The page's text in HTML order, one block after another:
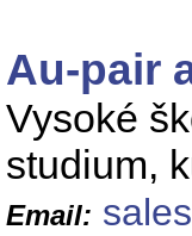
Au-pair
Vysoké
studium,
Email: sales